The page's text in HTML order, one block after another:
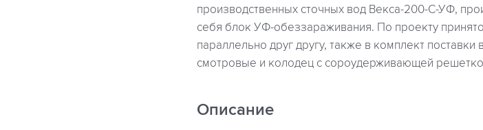
производственных сточных вод Векса-200-С-УФ,
себя блок УФ-обеззараживания. По проекту
параллельно друг другу, также в комплект
смотровые и колодец с сороудерживающей
Описание